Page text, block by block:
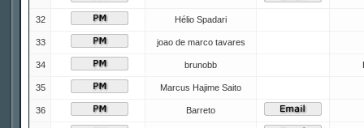
32 Hélio Spadari
33 joao de marco tavares
34 brunobb
35 Marcus Hajime Saito
36 Barreto